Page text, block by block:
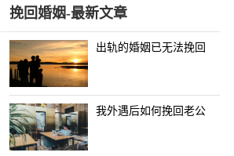
挽回婚姻-最新文章
出轨的婚姻已无法挽回
我外遇后如何挽回老公